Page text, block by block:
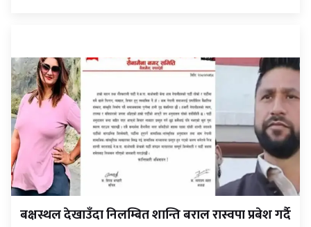
बक्षस्थल देखाउँदा निलम्बित शान्ति बराल रास्वपा प्रबेश गर्दै